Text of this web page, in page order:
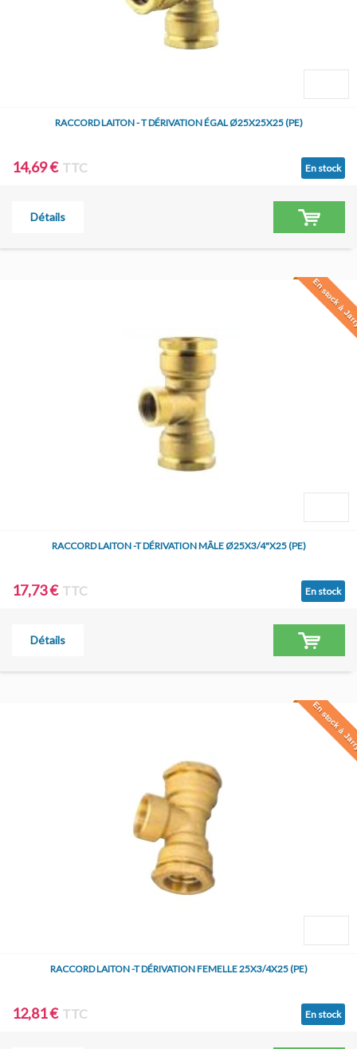
RACCORD LAITON - T DÉRIVATION ÉGAL Ø25X25X25 (PE)
14,69 € TTC En stock
Détails
En stock à
RACCORD LAITON -T DÉRIVATION MÂLE Ø25X3/4"X25 (PE)
17,73 € TTC En stock
Détails
En stock à
RACCORD LAITON -T DÉRIVATION FEMELLE 25X3/4X25 (PE)
12,81 € TTC En stock